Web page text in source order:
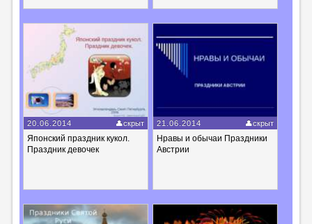
20.06.2014 скрыт
Японский праздник кукол.
Праздник девочек
21.06.2014 скрыт
Нравы и обычаи Праздники
Австрии